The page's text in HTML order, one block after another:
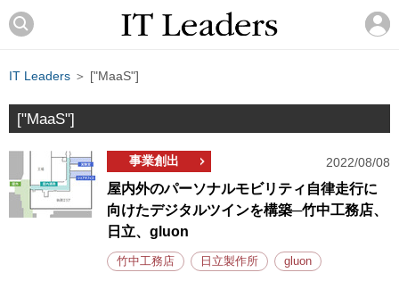
IT Leaders ＞ ["MaaS"]
["MaaS"]
事業創出 2022/08/08
屋内外のパーソナルモビリティ自律走行に
向けたデジタルツインを構築─竹中工務店、
日立、gluon
竹中工務店 日立製作所 gluon